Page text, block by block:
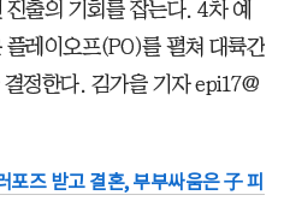
출의 기회를 잡는다. 4차 예
레이오프(PO)를 펼쳐 대륙간
정한다. 김가을 기자 epi17@
포즈 받고 결혼, 부부싸움은 子 피